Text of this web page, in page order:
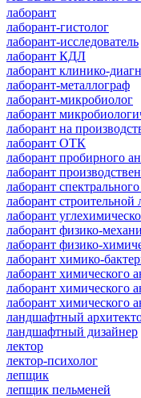
лаборант
лаборант-гистолог
лаборант-исследователь
лаборант КДЛ
лаборант клинико-
лаборант-металлограф
лаборант-микробиолог
лаборант
лаборант на
лаборант ОТК
лаборант пробирного
лаборант
лаборант
лаборант строительной
лаборант
лаборант физико-
лаборант физико-
лаборант химико-
лаборант химического
лаборант химического
лаборант химического
ландшафтный
ландшафтный дизайнер
лектор
лектор-психолог
лепщик
лепщик пельменей